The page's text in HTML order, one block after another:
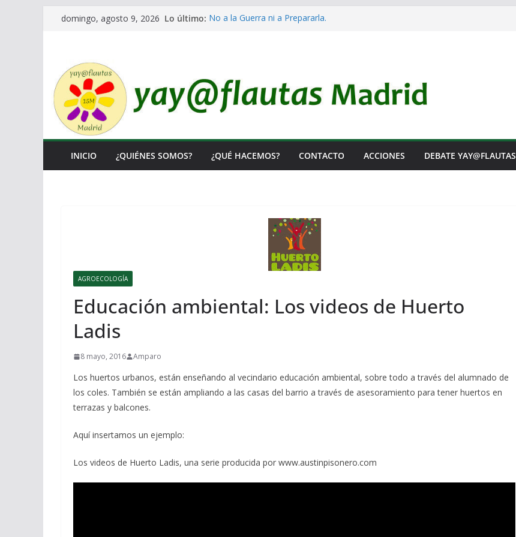
Saltardomingo, agosto 9, 2026 Lo último: No a la Guerra ni a Prepararla.
INICIO ¿QUIÉNES SOMOS? ¿QUÉ HACEMOS? CONTACTO ACCIONES DEBATE YAY@FLAUTAS
AGROECOLOGÍA
Educación ambiental: Los videos de Huerto
Ladis
8 mayo, 2016 Amparo
Los huertos urbanos, están enseñando al vecindario educación ambiental, sobre todo a través del alumnado de
los coles. También se están ampliando a las casas del barrio a través de asesoramiento para tener huertos en
terrazas y balcones.
Aquí insertamos un ejemplo:
Los videos de Huerto Ladis, una serie producida por www.austinpisonero.com